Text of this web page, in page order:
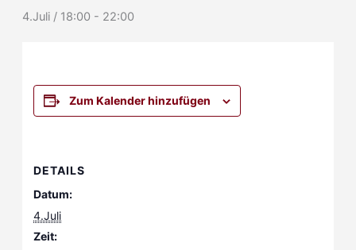
4.Juli / 18:00 - 22:00
Zum Kalender hinzufügen
DETAILS
Datum:
4.Juli
Zeit: